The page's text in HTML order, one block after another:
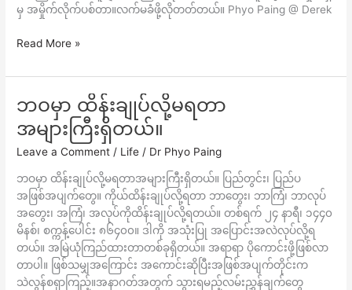
မှ အမှိုက်လိုက်ပစ်တာ။လက်မခံဖို့လိုတတ်တယ်။ Phyo Paing @ Derek
တဲ့
တွေ
ဖယ်
စွမ်း
က
ဘာ
မှ
မ
လဲ
နိုင်
ဘူး။
Read More »
ဘဝမှာ ထိန်းချုပ်လို့မရတာ
အများကြီးရှိတယ်။
Leave a Comment / Life / Dr Phyo Paing
ဘဝမှာ ထိန်းချုပ်လို့မရတာအများကြီးရှိတယ်။ ပြည်တွင်း၊ ပြည်ပ
အဖြစ်အပျက်တွေ။ ကိုယ်ထိန်းချုပ်လို့ရတာ ဘာတွေး၊ ဘာကြံ၊ ဘာလုပ်
အတွေး၊ အကြံ၊ အလုပ်ကိုထိန်းချုပ်လို့ရတယ်။ တစ်ရက် ၂၄ နာရီ၊ ၁၄၄၀
မိနစ်၊ စက္ကန့်ပေါင်း ၈၆၄၀၀။ ဒါကို အသုံးပြု အပြောင်းအလဲလုပ်လို့ရ
တယ်။ အမြဲယုံကြည်ထားတာတစ်ခုရှိတယ်။ အရာရာ ပိုကောင်းဖို့ဖြစ်လာ
တာပါ။ ဖြစ်သမျှအကြောင်း အကောင်းဆိုပြီးအဖြစ်အပျက်တိုင်းက
သဲလွန်စရှာကြည့်။အနာဂတ်အတွက် သွားရမည့်လမ်းညွှန်ချက်တွေ
ဘဝ
ထိန်းချုပ်
လို့
ရတာ
အများ
ကြီး
တယ်။